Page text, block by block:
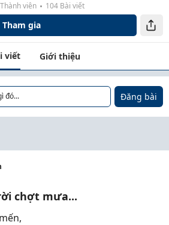
viên 104 Bài viết
Tham gia
viết Giới thiệu
đó... Đăng bài
chợt mưa...